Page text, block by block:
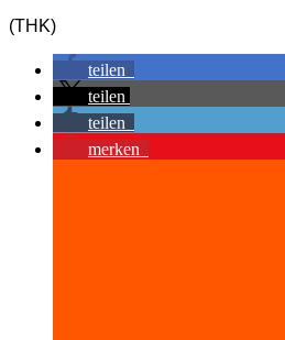
(THK)
teilen
teilen
teilen
merken